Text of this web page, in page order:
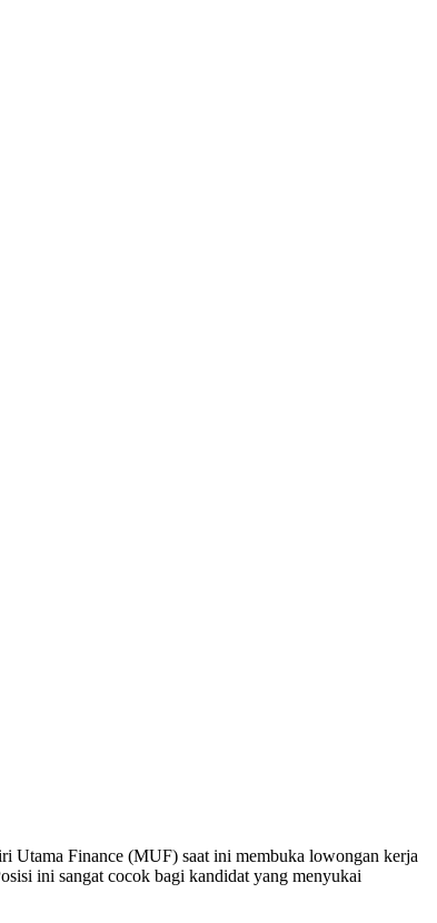
Utama Finance (MUF) saat ini membuka lowongan kerja
ini sangat cocok bagi kandidat yang menyukai